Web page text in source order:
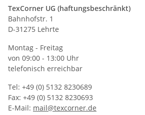
TexCorner UG (haftungsbeschränkt)
Bahnhofstr. 1
D-31275 Lehrte
Montag - Freitag
von 09:00 - 13:00 Uhr
telefonisch erreichbar
Tel: +49 (0) 5132 8230689
Fax: +49 (0) 5132 8230693
E-Mail: mail@texcorner.de